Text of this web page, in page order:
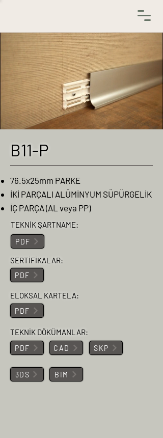
B11-P
76.5x25mm PARKE
İKİ PARÇALI ALÜMİNYUM SÜPÜRGELİK
İÇ PARÇA (AL veya PP)
TEKNİK ŞARTNAME:
PDF
SERTİFİKALAR:
PDF
ELOKSAL KARTELA:
PDF
TEKNİK DÖKÜMANLAR:
PDF CAD SKP
3DS BIM